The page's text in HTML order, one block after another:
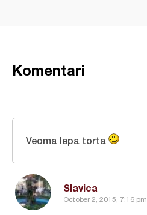
Komentari
Slavica
October 2, 2015, 7:16 pm
Veoma lepa torta